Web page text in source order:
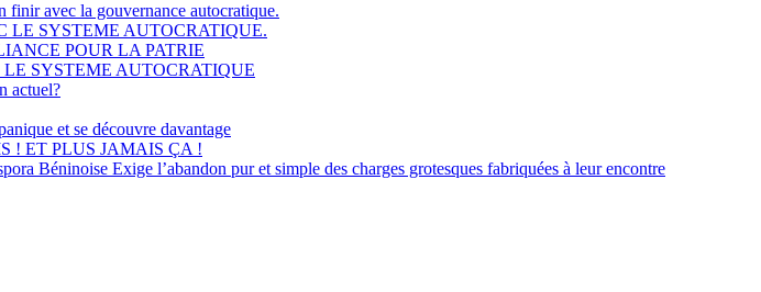
finir avec la gouvernance autocratique.
LE SYSTEME AUTOCRATIQUE.
POUR LA PATRIE
LE SYSTEME AUTOCRATIQUE
actuel?
et se découvre davantage
! ET PLUS JAMAIS ÇA !
Béninoise Exige l’abandon pur et simple des charges grotesques fabriquées à leur encontre